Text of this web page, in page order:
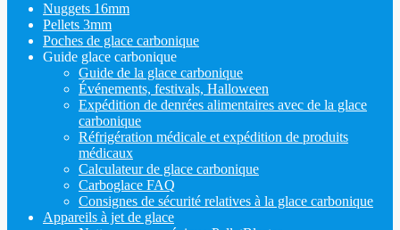
Nuggets 16mm
Pellets 3mm
Poches de glace carbonique
Guide glace carbonique
Guide de la glace carbonique
Événements, festivals, Halloween
Expédition de denrées alimentaires avec de la glace
carbonique
Réfrigération médicale et expédition de produits
médicaux
Calculateur de glace carbonique
Carboglace FAQ
Consignes de sécurité relatives à la glace carbonique
Appareils à jet de glace